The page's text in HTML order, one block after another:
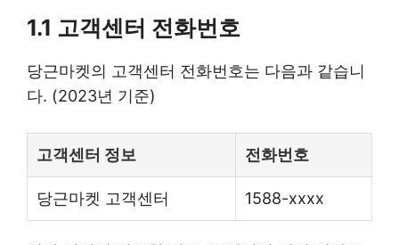
1.1 고객센터 전화번호
당근마켓의 고객센터 전화번호는 다음과 같습니
다. (2023년 기준)
고객센터 정보 전화번호
당근마켓 고객센터 1588-xxxx